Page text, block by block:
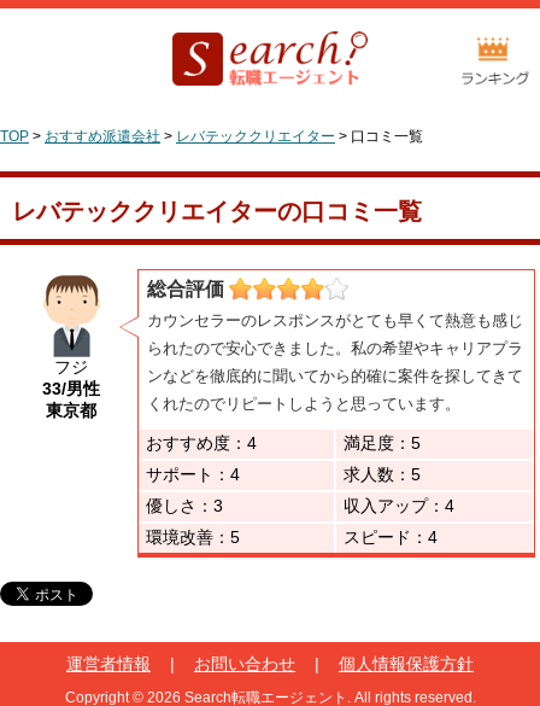
TOP > おすすめ派遣会社 > レバテッククリエイター > 口コミ一覧
レバテッククリエイターの口コミ一覧
フジ
33/男性
東京都
総合評価
カウンセラーのレスポンスがとても早くて熱意も感じ
られたので安心できました。私の希望やキャリアプラ
ンなどを徹底的に聞いてから的確に案件を探してきて
くれたのでリピートしようと思っています。
おすすめ度：4
満足度：5
サポート：4
求人数：5
優しさ：3
収入アップ：4
環境改善：5
スピード：4
運営者情報 | お問い合わせ | 個人情報保護方針
Copyright © 2026 Search転職エージェント. All rights reserved.